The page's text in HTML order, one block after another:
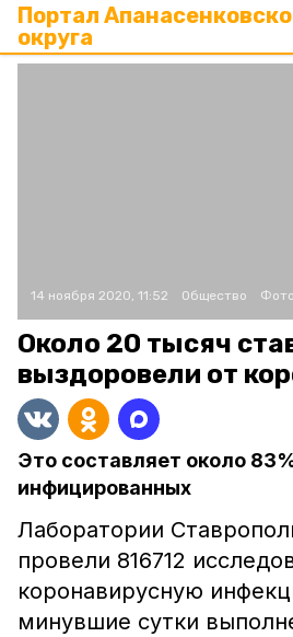
Портал
округа
14 ноября 2020, 11:52 Общество
Около 20 тысяч
выздоровели от
Это составляет около
инфицированных
Лаборатории
провели 816712
коронавирусную
минувшие сутки